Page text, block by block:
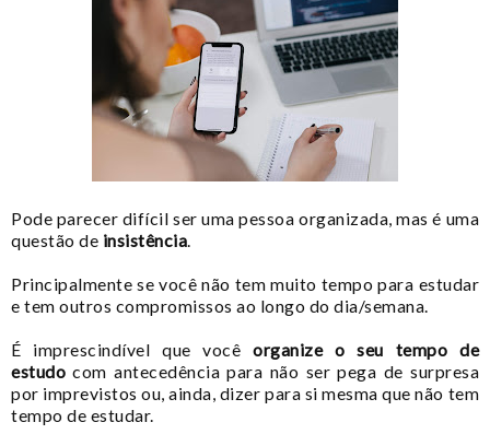
Pode parecer difícil ser uma pessoa organizada, mas é uma
questão de insistência
Principalmente se você não tem muito tempo para estudar
e tem outros compromissos ao longo do dia/semana.
É imprescindível que vocêorganize o seu tempo de
estudo com antecedência para não ser pega de surpresa
por imprevistos ou, ainda, dizer para si mesma que não tem
tempo de estudar.